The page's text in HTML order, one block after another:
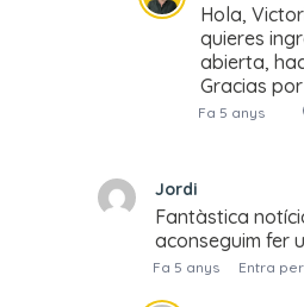
Hola,
quieres
abierta,
Gracias
Fa 5 anys
Jordi
Fantàstica
aconseguim fer
Fa 5 anys Entra